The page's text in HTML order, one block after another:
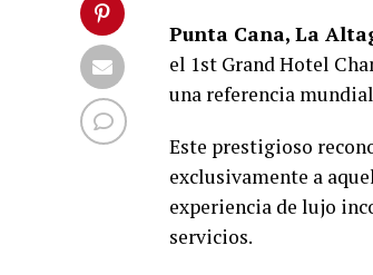
Punta Cana, La
el 1st Grand Hotel
una referencia
Este prestigioso
exclusivamente a
experiencia de lujo
servicios.